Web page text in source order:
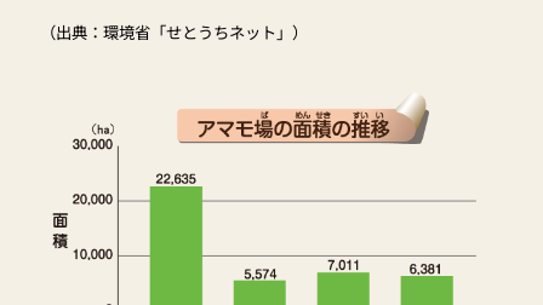
（出典：環境省「せとうちネット」）